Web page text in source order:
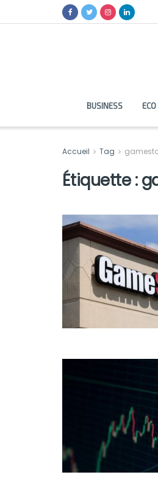
BUSINESS ECO
Accueil Tag
Étiquette :